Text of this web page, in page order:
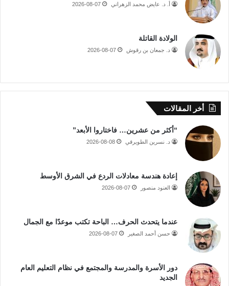
أ. د. عايض محمد الزهراني 2026-08-07
الولادة القاتلة
د. جمعان بن رقوش 2026-08-07
أخر المقالات
“أكثر من عشرين… فاختاروا الأبعد”
د. نسرين الطويرقي 2026-08-08
إعادة هندسة معادلات الردع في الشرق الأوسط
العنود منصور 2026-08-07
عندما يتحدث الحرف… الباحة تكتب موعدًا مع الجمال
حسن أحمد الصغير 2026-08-07
دور الأسرة والمدرسة والمجتمع في نظام التعليم العام
الجديد